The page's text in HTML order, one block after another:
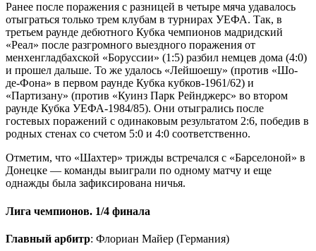
Ранее после поражения с разницей в четыре мяча удавалось
отыграться только трем клубам в турнирах УЕФА. Так, в
третьем раунде дебютного Кубка чемпионов мадридский
«Реал» после разгромного выездного поражения от
менхенгладбахской «Боруссии» (1:5) разбил немцев дома (4:0)
и прошел дальше. То же удалось «Лейшоешу» (против «Шо-
де-Фона» в первом раунде Кубка кубков-1961/62) и
«Партизану» (против «Куинз Парк Рейнджерс» во втором
раунде Кубка УЕФА-1984/85). Они отыгрались после
гостевых поражений с одинаковым результатом 2:6, победив в
родных стенах со счетом 5:0 и 4:0 соответственно.
Отметим, что «Шахтер» трижды встречался с «Барселоной» в
Донецке — команды выиграли по одному матчу и еще
однажды была зафиксирована ничья.
Лига чемпионов. 1/4 финала
Главный арбитр: Флориан Майер (Германия)